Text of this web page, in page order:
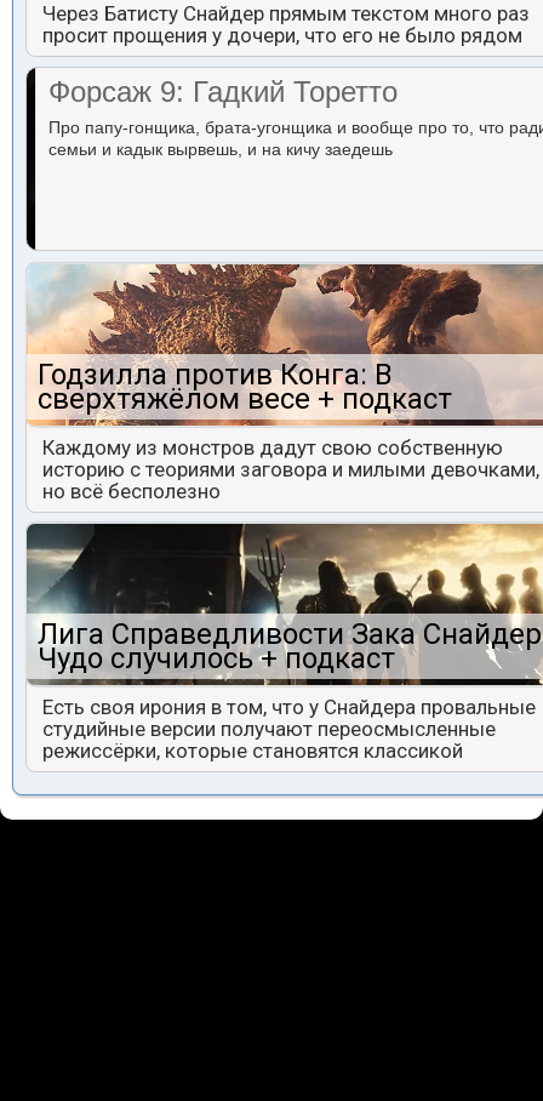
Через Батисту Снайдер прямым текстом много раз
просит прощения у дочери, что его не было рядом
Форсаж 9: Гадкий Торетто
Про папу-гонщика, брата-угонщика и вообще про то, что
семьи и кадык вырвешь, и на кичу заедешь
Годзилла против Конга: В
сверхтяжёлом весе + подкаст
Каждому из монстров дадут свою собственную
историю с теориями заговора и милыми девочками,
но всё бесполезно
Лига Справедливости Зака
Чудо случилось + подкаст
Есть своя ирония в том, что у Снайдера провальные
студийные версии получают переосмысленные
режиссёрки, которые становятся классикой